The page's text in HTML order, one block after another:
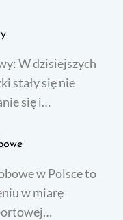
W dzisiejszych
stały się nie
się i…
w Polsce to
w miarę